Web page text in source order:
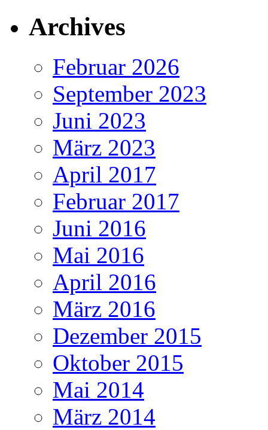
Archives
Februar 2026
September 2023
Juni 2023
März 2023
April 2017
Februar 2017
Juni 2016
Mai 2016
April 2016
März 2016
Dezember 2015
Oktober 2015
Mai 2014
März 2014